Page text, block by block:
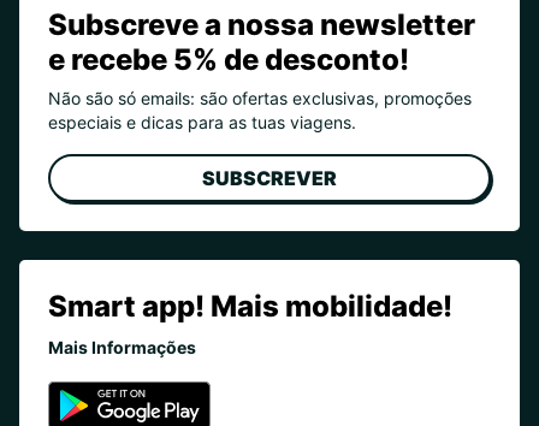
Subscreve a nossa newsletter
e recebe 5% de desconto!
Não são só emails: são ofertas exclusivas, promoções
especiais e dicas para as tuas viagens.
SUBSCREVER
Smart app! Mais mobilidade!
Mais Informações